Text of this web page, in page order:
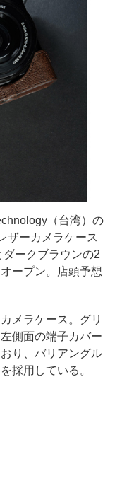
（台湾）の
ザーカメラケース
ークブラウンの2
ープン。店頭予想
メラケース。グリ
側面の端子カバー
り、バリアングル
採用している。